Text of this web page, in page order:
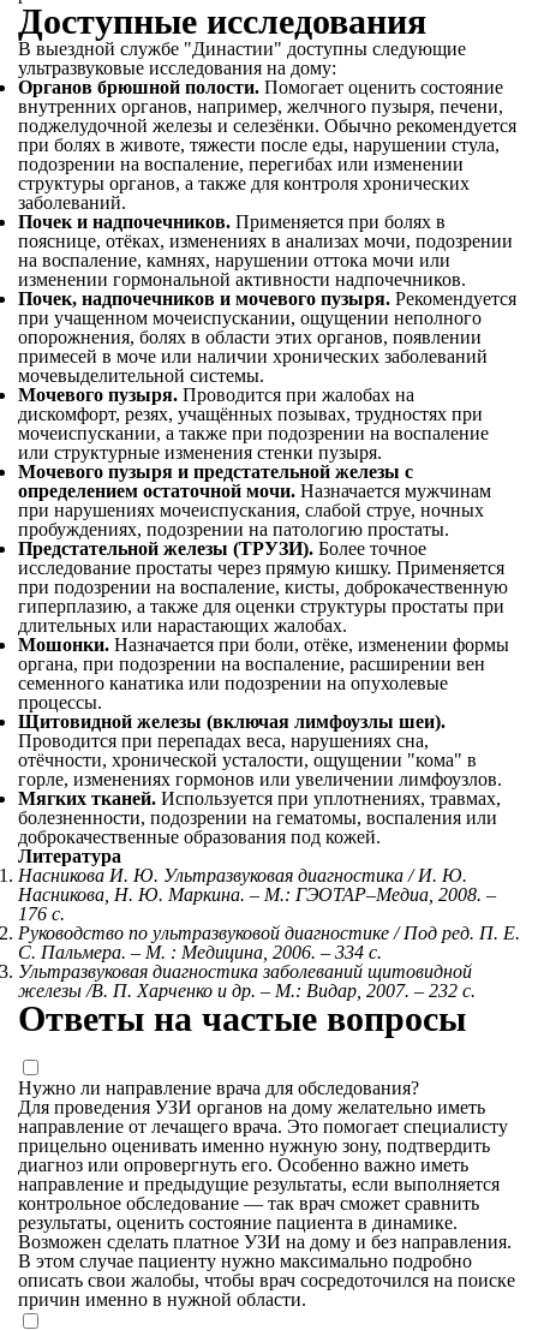
Доступные исследования
В выездной службе "Династии" доступны следующие
ультразвуковые исследования на дому:
Органов брюшной полости. Помогает оценить состояние
внутренних органов, например, желчного пузыря, печени,
поджелудочной железы и селезёнки. Обычно рекомендуется
при болях в животе, тяжести после еды, нарушении стула,
подозрении на воспаление, перегибах или изменении
структуры органов, а также для контроля хронических
заболеваний.
Почек и надпочечников. Применяется при болях в
пояснице, отёках, изменениях в анализах мочи, подозрении
на воспаление, камнях, нарушении оттока мочи или
изменении гормональной активности надпочечников.
Почек, надпочечников и мочевого пузыря. Рекомендуется
при учащенном мочеиспускании, ощущении неполного
опорожнения, болях в области этих органов, появлении
примесей в моче или наличии хронических заболеваний
мочевыделительной системы.
Мочевого пузыря. Проводится при жалобах на
дискомфорт, резях, учащённых позывах, трудностях при
мочеиспускании, а также при подозрении на воспаление
или структурные изменения стенки пузыря.
Мочевого пузыря и предстательной железы с
определением остаточной мочи. Назначается мужчинам
при нарушениях мочеиспускания, слабой струе, ночных
пробуждениях, подозрении на патологию простаты.
Предстательной железы (ТРУЗИ). Более точное
исследование простаты через прямую кишку. Применяется
при подозрении на воспаление, кисты, доброкачественную
гиперплазию, а также для оценки структуры простаты при
длительных или нарастающих жалобах.
Мошонки. Назначается при боли, отёке, изменении формы
органа, при подозрении на воспаление, расширении вен
семенного канатика или подозрении на опухолевые
процессы.
Щитовидной железы (включая лимфоузлы шеи).
Проводится при перепадах веса, нарушениях сна,
отёчности, хронической усталости, ощущении "кома" в
горле, изменениях гормонов или увеличении лимфоузлов.
Мягких тканей. Используется при уплотнениях, травмах,
болезненности, подозрении на гематомы, воспаления или
доброкачественные образования под кожей.
Литература
Насникова И. Ю. Ультразвуковая диагностика / И. Ю.
Насникова, Н. Ю. Маркина. – М.: ГЭОТАР–Медиа, 2008. –
176 с.
Руководство по ультразвуковой диагностике / Под ред. П. Е.
С. Пальмера. – М. : Медицина, 2006. – 334 с.
Ультразвуковая диагностика заболеваний щитовидной
железы /В. П. Харченко и др. – М.: Видар, 2007. – 232 с.
Ответы на частые вопросы
Нужно ли направление врача для обследования?
Для проведения УЗИ органов на дому желательно иметь
направление от лечащего врача. Это помогает специалисту
прицельно оценивать именно нужную зону, подтвердить
диагноз или опровергнуть его. Особенно важно иметь
направление и предыдущие результаты, если выполняется
контрольное обследование — так врач сможет сравнить
результаты, оценить состояние пациента в динамике.
Возможен сделать платное УЗИ на дому и без направления.
В этом случае пациенту нужно максимально подробно
описать свои жалобы, чтобы врач сосредоточился на поиске
причин именно в нужной области.